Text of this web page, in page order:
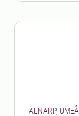
ALNARP,